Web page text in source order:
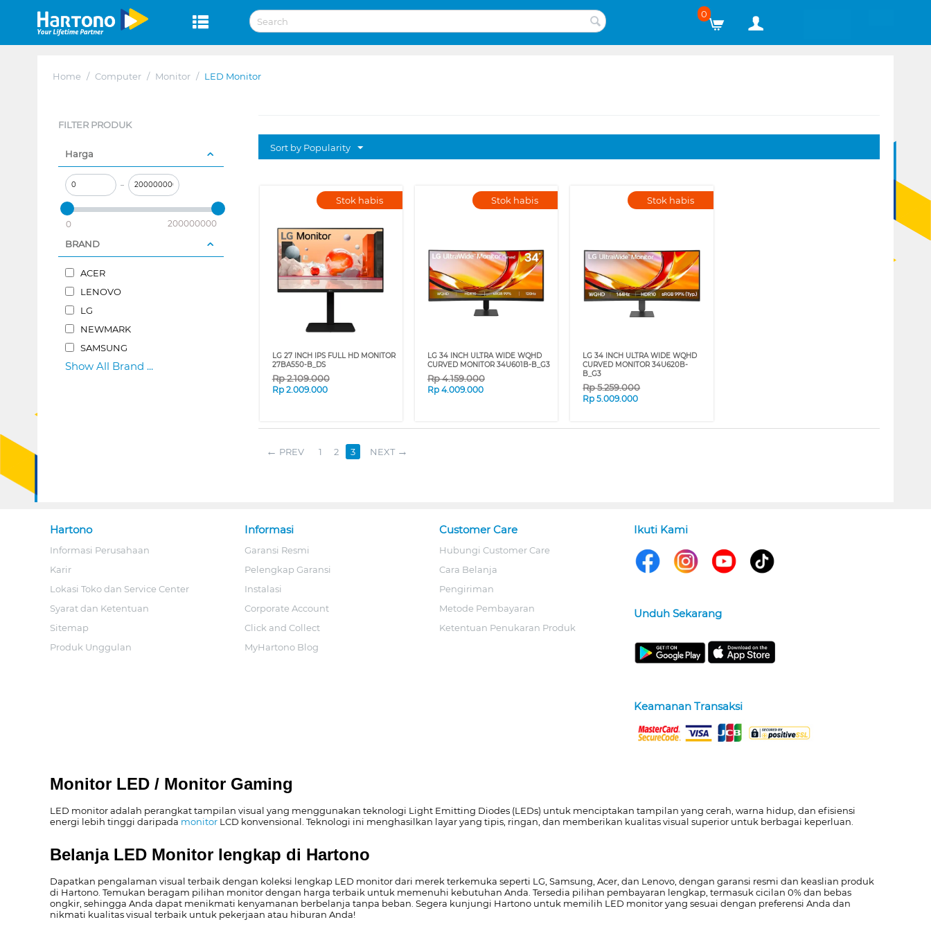
0
Home / Computer / Monitor / LED Monitor
FILTER PRODUK
Harga
–
0 200000000
BRAND
ACER
LENOVO
LG
NEWMARK
SAMSUNG
Show All Brand ...
Sort by Popularity
Stok habis
LG 27 INCH IPS FULL HD MONITOR
27BA550-B_DS
Rp2.109.000
Rp 2.009.000
Stok habis
LG 34 INCH ULTRA WIDE WQHD
CURVED MONITOR 34U601B-B_G3
Rp4.159.000
Rp 4.009.000
Stok habis
LG 34 INCH ULTRA WIDE WQHD
CURVED MONITOR 34U620B-
B_G3
Rp5.259.000
Rp5.009.000
PREV 1 2 3 NEXT
Hartono
Informasi Perusahaan
Karir
Lokasi Toko dan Service Center
Syarat dan Ketentuan
Sitemap
Produk Unggulan
Informasi
Garansi Resmi
Pelengkap Garansi
Instalasi
Corporate Account
Click and Collect
MyHartono Blog
Customer Care
Hubungi Customer Care
Cara Belanja
Pengiriman
Metode Pembayaran
Ketentuan Penukaran Produk
Ikuti Kami
Unduh Sekarang
Keamanan Transaksi
Monitor LED / Monitor Gaming
LED monitor adalah perangkat tampilan visual yang menggunakan teknologi Light Emitting Diodes (LEDs) untuk menciptakan tampilan yang cerah, warna hidup, dan efisiensi
energi lebih tinggi daripada monitor LCD konvensional. Teknologi ini menghasilkan layar yang tipis, ringan, dan memberikan kualitas visual superior untuk berbagai keperluan.
Belanja LED Monitor lengkap di Hartono
Dapatkan pengalaman visual terbaik dengan koleksi lengkap LED monitor dari merek terkemuka seperti LG, Samsung, Acer, dan Lenovo, dengan garansi resmi dan keaslian produk
di Hartono. Temukan beragam pilihan monitor dengan harga terbaik untuk memenuhi kebutuhan Anda. Tersedia pilihan pembayaran lengkap, termasuk cicilan 0% dan bebas
ongkir, sehingga Anda dapat menikmati kenyamanan berbelanja tanpa beban. Segera kunjungi Hartono untuk memilih LED monitor yang sesuai dengan preferensi Anda dan
nikmati kualitas visual terbaik untuk pekerjaan atau hiburan Anda!